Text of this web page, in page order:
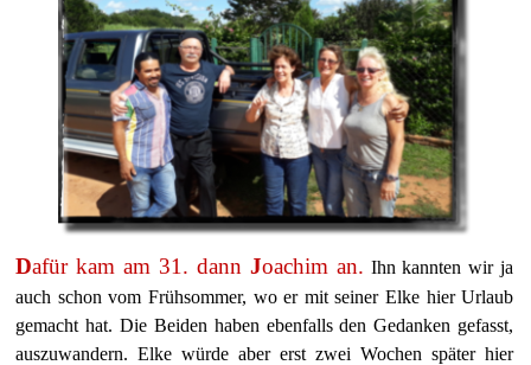
Dafür kam am 31. dann Joachim an. Ihn kannten wir ja
auch schon vom Frühsommer, wo er mit seiner Elke hier Urlaub
gemacht hat. Die Beiden haben ebenfalls den Gedanken gefasst,
auszuwandern. Elke würde aber erst zwei Wochen später hier